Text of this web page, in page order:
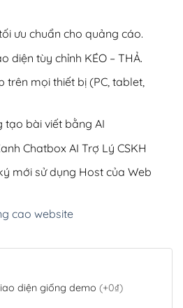
ưu chuẩn cho quảng cáo.
diện tùy chỉnh KÉO – THẢ.
trên mọi thiết bị (PC, tablet,
tạo bài viết bằng AI
Chatbox AI Trợ Lý CSKH
mới sử dụng Host của Web
cao website
diện giống demo (+0₫)